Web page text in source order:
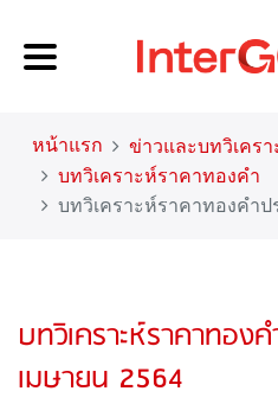
หน้าแรก
ข่าวและบทวิเครา
บทวิเคราะห์ราคาทองคำ
บทวิเคราะห์ราคาทองคำป
บทวิเคราะห์ราคาทอง
เมษายน 2564